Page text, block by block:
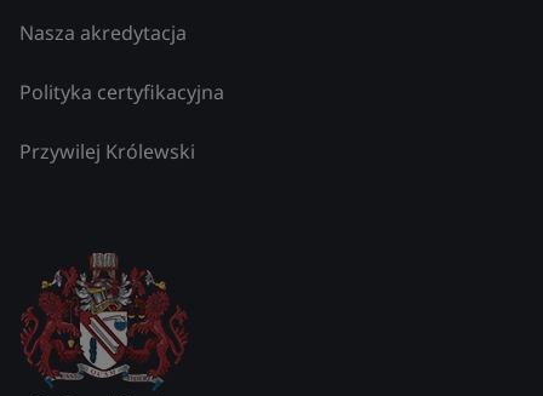
Nasza akredytacja
Polityka certyfikacyjna
Przywilej Królewski